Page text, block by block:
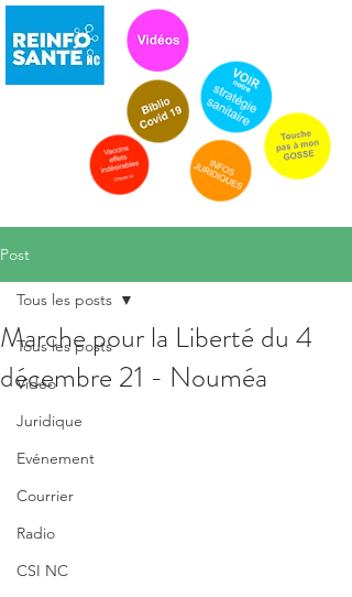
Post
Tous les posts
Vidéo
Juridique
Evénement
Courrier
Radio
CSI NC
Tous les posts
Marche pour la Liberté du 4
décembre 21 - Nouméa